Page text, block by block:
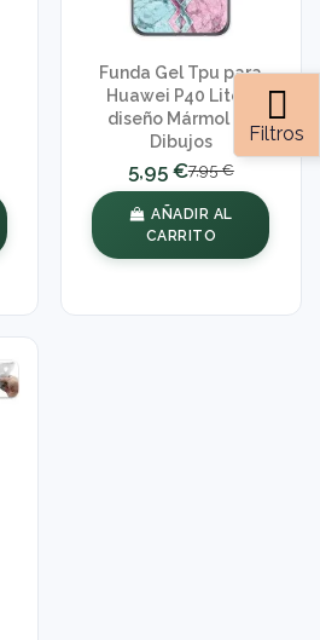
Filtros
Funda Gel Tpu para
Huawei P40 Lite E
diseño Mármol 08
Dibujos
5,95 €7,95 €
AÑADIR AL
CARRITO